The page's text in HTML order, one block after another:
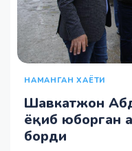
НАМАНГАН ХАЁТИ
Шавкатжон
ёқиб юборган
борди